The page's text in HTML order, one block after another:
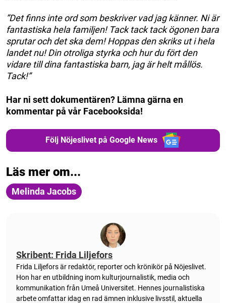
”Det finns inte ord som beskriver vad jag känner. Ni är
fantastiska hela familjen! Tack tack tack ögonen bara
sprutar och det ska dem! Hoppas den skriks ut i hela
landet nu! Din otroliga styrka och hur du fört den
vidare till dina fantastiska barn, jag är helt mållös.
Tack!”
Har ni sett dokumentären? Lämna gärna en
kommentar på vår Facebooksida!
Följ Nöjeslivet på Google News
Läs mer om...
Melinda Jacobs
Skribent: Frida Liljefors
Frida Liljefors är redaktör, reporter och krönikör på Nöjeslivet.
Hon har en utbildning inom kulturjournalistik, media och
kommunikation från Umeå Universitet. Hennes journalistiska
arbete omfattar idag en rad ämnen inklusive livsstil, aktuella